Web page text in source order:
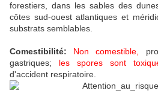
forestiers, dans les sables des
côtes sud-ouest atlantiques et
substrats semblables.
Comestibilité: Non comestible,
gastriques; les spores sont
d'accident respiratoire.